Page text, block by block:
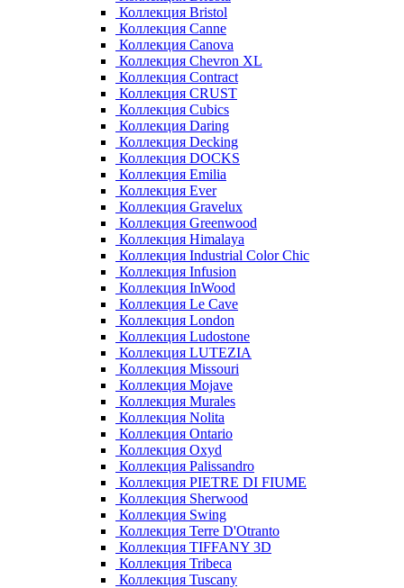
Коллекция Bristol
Коллекция Canne
Коллекция Canova
Коллекция Chevron XL
Коллекция Contract
Коллекция CRUST
Коллекция Cubics
Коллекция Daring
Коллекция Decking
Коллекция DOCKS
Коллекция Emilia
Коллекция Ever
Коллекция Gravelux
Коллекция Greenwood
Коллекция Himalaya
Коллекция Industrial Color Chic
Коллекция Infusion
Коллекция InWood
Коллекция Le Cave
Коллекция London
Коллекция Ludostone
Коллекция LUTEZIA
Коллекция Missouri
Коллекция Mojave
Коллекция Murales
Коллекция Nolita
Коллекция Ontario
Коллекция Oxyd
Коллекция Palissandro
Коллекция PIETRE DI FIUME
Коллекция Sherwood
Коллекция Swing
Коллекция Terre D'Otranto
Коллекция TIFFANY 3D
Коллекция Tribeca
Коллекция Tuscany